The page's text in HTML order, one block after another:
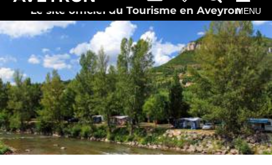
Le site officiel du Tourisme en AveyronMENU